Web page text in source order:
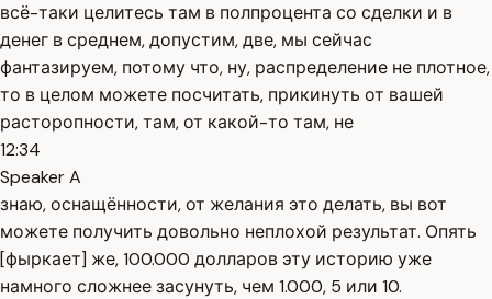
всё-таки целитесь там в полпроцента со сделки и в
денег в среднем, допустим, две, мы сейчас
фантазируем, потому что, ну, распределение не плотное,
то в целом можете посчитать, прикинуть от вашей
расторопности, там, от какой-то там, не
12:34
Speaker A
знаю, оснащённости, от желания это делать, вы вот
можете получить довольно неплохой результат. Опять
[фыркает] же, 100.000 долларов эту историю уже
намного сложнее засунуть, чем 1.000, 5 или 10.